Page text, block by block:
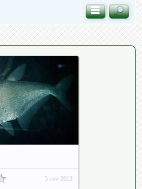
5 сен 2013